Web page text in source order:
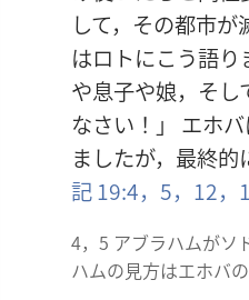
して，その都市
はロトにこう語
や息子や娘，そ
なさい！」 エホ
ましたが，最終
記 19:4，5， 12，
4，5 アブラハムがソ
ハムの見方はエホバ